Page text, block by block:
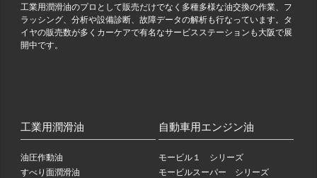
工業用潤滑油のプロとして販売だけでなく多種多様な油交換の作業、フ
ラッシング、分析や設備診断、故障データの解析も行なっています。タ
イヤの販売数が多くカーケアで有名なサービスステーションも大阪で展
開中です。
工業用潤滑油
油圧作動油
すべり面潤滑油
自動車用エンジン油
モービル１ シリーズ
モービルスーパー シリーズ